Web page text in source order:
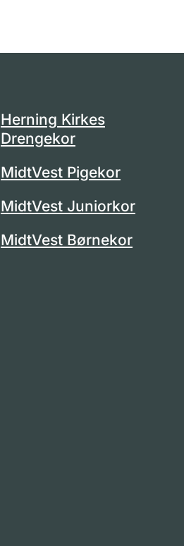
Herning Kirkes
Drengekor
MidtVest Pigekor
MidtVest Juniorkor
MidtVest Børnekor